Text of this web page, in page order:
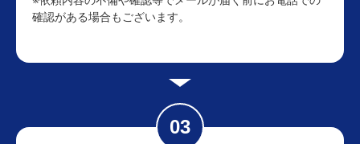
確認がある場合もございます。